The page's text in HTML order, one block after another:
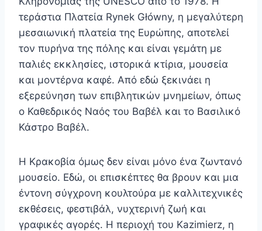
τεράστια Πλατεία Rynek Główny, η μεγαλύτερη
μεσαιωνική πλατεία της Ευρώπης, αποτελεί
τον πυρήνα της πόλης και είναι γεμάτη με
παλιές εκκλησίες, ιστορικά κτίρια, μουσεία
και μοντέρνα καφέ. Από εδώ ξεκινάει η
εξερεύνηση των επιβλητικών μνημείων, όπως
ο Καθεδρικός Ναός του Βαβέλ και το Βασιλικό
Κάστρο Βαβέλ.
Η Κρακοβία όμως δεν είναι μόνο ένα ζωντανό
μουσείο. Εδώ, οι επισκέπτες θα βρουν και μια
έντονη σύγχρονη κουλτούρα με καλλιτεχνικές
εκθέσεις, φεστιβάλ, νυχτερινή ζωή και
γραφικές αγορές. Η περιοχή του Kazimierz, η